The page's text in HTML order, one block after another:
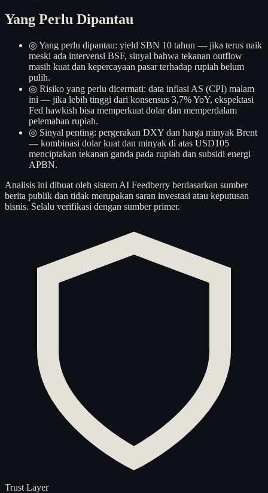
Yang Perlu Dipantau
◎ Yang perlu dipantau: yield SBN 10 tahun — jika terus naik
meski ada intervensi BSF, sinyal bahwa tekanan outflow
masih kuat dan kepercayaan pasar terhadap rupiah belum
pulih.
◎ Risiko yang perlu dicermati: data inflasi AS (CPI) malam
ini — jika lebih tinggi dari konsensus 3,7% YoY, ekspektasi
Fed hawkish bisa memperkuat dolar dan memperdalam
pelemahan rupiah.
◎ Sinyal penting: pergerakan DXY dan harga minyak Brent
— kombinasi dolar kuat dan minyak di atas USD105
menciptakan tekanan ganda pada rupiah dan subsidi energi
APBN.
Analisis ini dibuat oleh sistem AI Feedberry berdasarkan sumber
berita publik dan tidak merupakan saran investasi atau keputusan
bisnis. Selalu verifikasi dengan sumber primer.
Trust Layer